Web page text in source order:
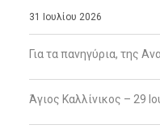
31 Ιουλίου 2026
Για τα πανηγύρια, της
Άγιος Καλλίνικος – 29